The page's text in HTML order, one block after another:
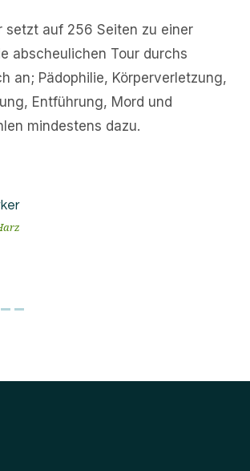
interessanter Krimi, gespickt mit
Verbrechen. Ich hatte immer